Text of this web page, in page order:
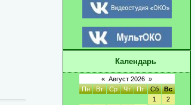
Календарь
« Август 2026 »
Пн
Вт Ср Чт Пт Сб
Вс
1
2